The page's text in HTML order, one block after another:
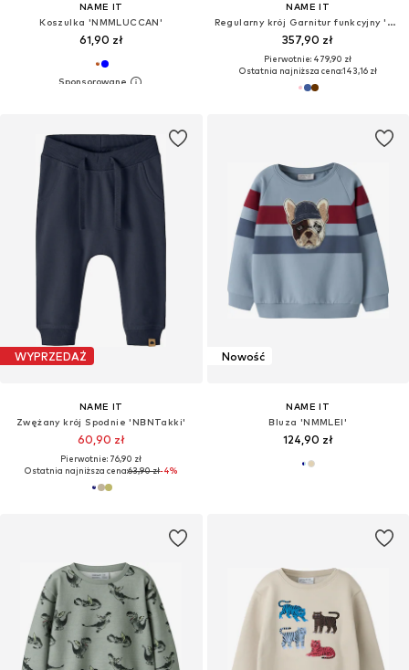
NAME IT
Koszulka 'NMMLUCCAN'
61,90 zł
NAME IT
Regularny krój Garnitur funkcyjny 'NMNSnow10'
357,90 zł
Pierwotnie: 479,90 zł
Ostatnia najniższa cena:143,16 zł
WYPRZEDAŻ
NAME IT
Zwężany krój Spodnie 'NBNTakki'
60,90 zł
Pierwotnie: 76,90 zł
Ostatnia najniższa cena:63,90 zł-4%
Nowość
NAME IT
Bluza 'NMMLEI'
124,90 zł